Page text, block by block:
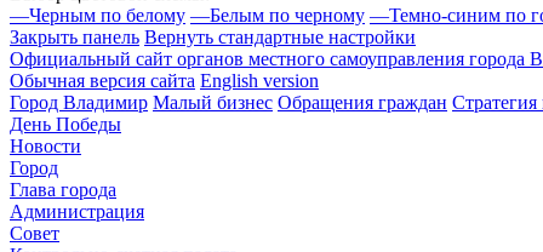
—Черным по белому —Белым по черному —Темно-синим по
Закрыть панель Вернуть стандартные настройки
Официальный сайт органов местного самоуправления города
Обычная версия сайта English version
Город Владимир Малый бизнес Обращения граждан Стратегия
День Победы
Новости
Город
Глава города
Администрация
Совет